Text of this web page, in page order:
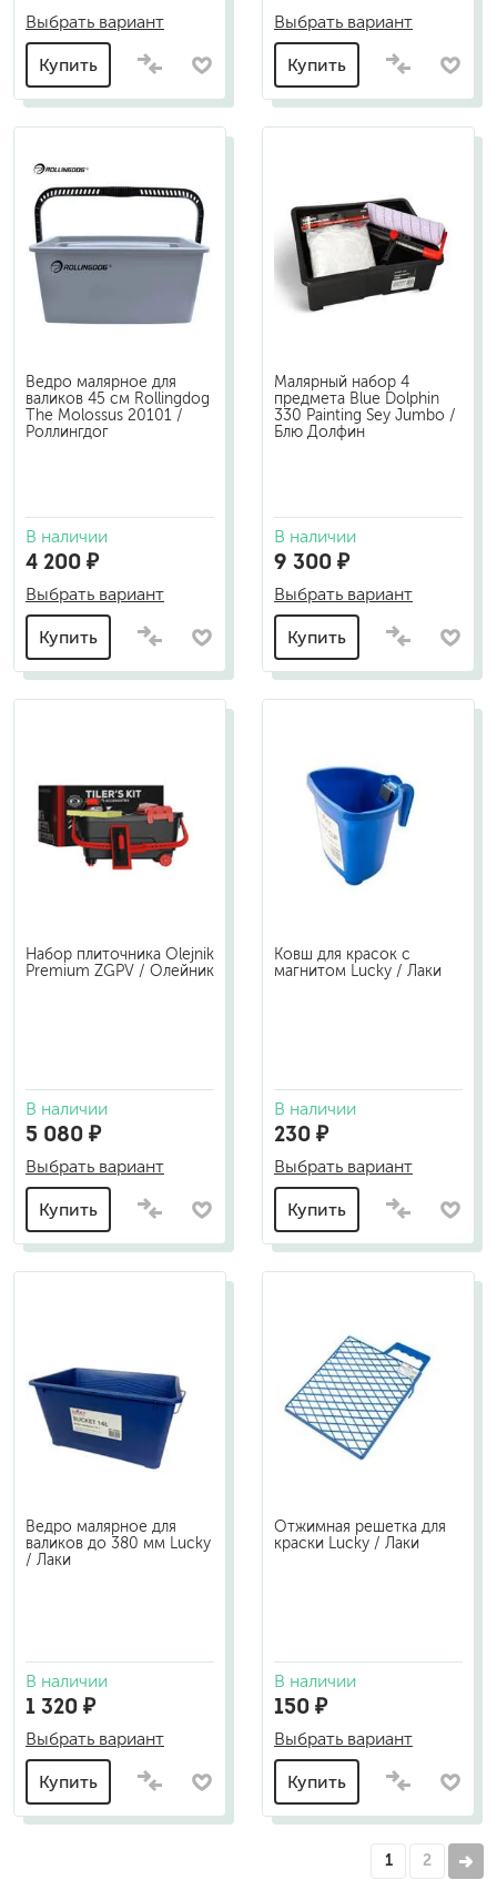
Выбрать вариант
Купить
Выбрать вариант
Купить
Ведро малярное для
валиков 45 см Rollingdog
The Molossus 20101 /
Роллингдог
В наличии
4 200 ₽
Выбрать вариант
Купить
Малярный набор 4
предмета Blue Dolphin
330 Painting Sey Jumbo /
Блю Долфин
В наличии
9 300 ₽
Выбрать вариант
Купить
Набор плиточника Olejnik
Premium ZGPV / Олейник
В наличии
5 080 ₽
Выбрать вариант
Купить
Ковш для красок с
магнитом Lucky / Лаки
В наличии
230 ₽
Выбрать вариант
Купить
Ведро малярное для
валиков до 380 мм Lucky
/ Лаки
В наличии
1 320 ₽
Выбрать вариант
Купить
Отжимная решетка для
краски Lucky / Лаки
В наличии
150 ₽
Выбрать вариант
Купить
1 2